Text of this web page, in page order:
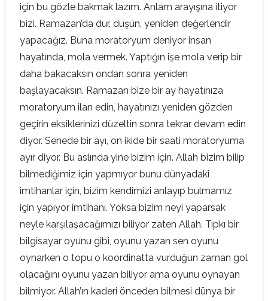
için bu gözle bakmak lazım. Anlam arayışına itiyor
bizi. Ramazan’da dur, düşün, yeniden değerlendir
yapacağız. Buna moratoryum deniyor insan
hayatında, mola vermek. Yaptığın işe mola verip bir
daha bakacaksın ondan sonra yeniden
başlayacaksın. Ramazan bize bir ay hayatınıza
moratoryum ilan edin, hayatınızı yeniden gözden
geçirin eksiklerinizi düzeltin sonra tekrar devam edin
diyor. Senede bir ayı, on ikide bir saati moratoryuma
ayır diyor. Bu aslında yine bizim için. Allah bizim bilip
bilmediğimiz için yapmıyor bunu dünyadaki
imtihanlar için, bizim kendimizi anlayıp bulmamız
için yapıyor imtihanı. Yoksa bizim neyi yaparsak
neyle karşılaşacağımızı biliyor zaten Allah. Tıpkı bir
bilgisayar oyunu gibi, oyunu yazan sen oyunu
oynarken o topu o koordinatta vurduğun zaman gol
olacağını oyunu yazan biliyor ama oyunu oynayan
bilmiyor. Allah’ın kaderi önceden bilmesi dünya bir